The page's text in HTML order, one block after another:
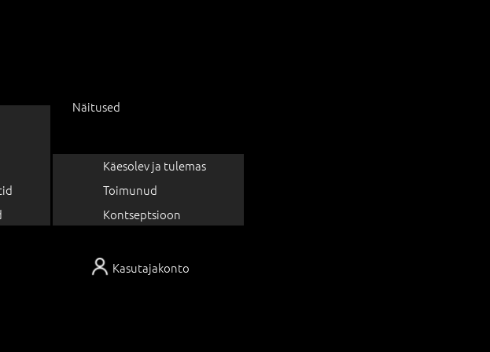
Kasutajakonto
Näitused
Käesolev ja tulemas
Toimunud
Kontseptsioon